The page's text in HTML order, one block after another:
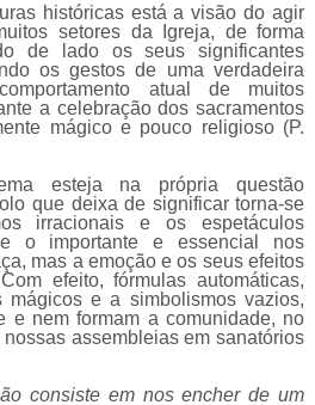
históricas está a visão do agir
setores da Igreja, de forma
de lado os seus significantes
os gestos de uma verdadeira
atual de muitos
a celebração dos sacramentos
mágico e pouco religioso (P.
esteja na própria questão
que deixa de significar torna-se
irracionais e os espetáculos
o importante e essencial nos
mas a emoção e os seus efeitos
efeito, fórmulas automáticas,
mágicos e a simbolismos vazios,
e nem formam a comunidade, no
assembleias em sanatórios
consiste em nos encher de um